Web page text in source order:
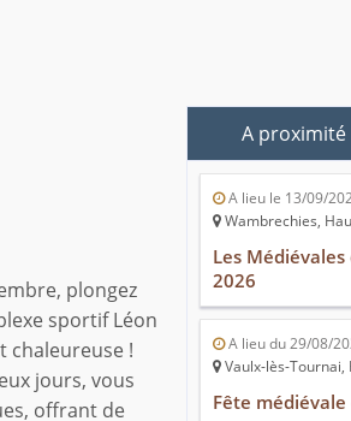
plongez
sportif Léon
chaleureuse !
jours, vous
offrant de
A proximité
A lieu le 13/09/
Wambrechies,
Les
2026
A lieu du 29/08/
Vaulx-lès-Tournai,
Fête